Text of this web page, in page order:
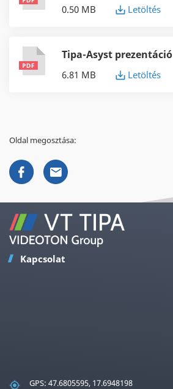
0.50 MB Letöltés
Tipa-Asyst prezentáció
6.81 MB Letöltés
Oldal megosztása:
Kapcsolat
GPS: 47.6805595, 17.6948198